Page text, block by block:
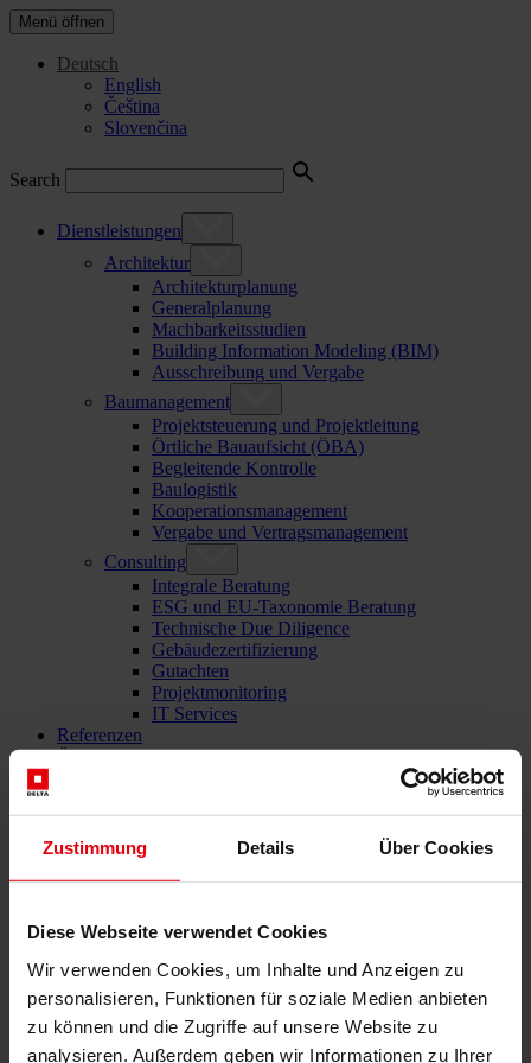
Zustimmung Details Über Cookies
Diese Webseite verwendet Cookies
Wir verwenden Cookies, um Inhalte und Anzeigen zu
personalisieren, Funktionen für soziale Medien anbieten
zu können und die Zugriffe auf unsere Website zu
analysieren. Außerdem geben wir Informationen zu Ihrer
Menü öffnen
Deutsch
English
Čeština
Slovenčina
Search
Dienstleistungen
Architektur
Architekturplanung
Generalplanung
Machbarkeitsstudien
Building Information Modeling (BIM)
Ausschreibung und Vergabe
Baumanagement
Projektsteuerung und Projektleitung
Örtliche Bauaufsicht (ÖBA)
Begleitende Kontrolle
Baulogistik
Kooperationsmanagement
Vergabe und Vertragsmanagement
Consulting
Integrale Beratung
ESG und EU-Taxonomie Beratung
Technische Due Diligence
Gebäudezertifizierung
Gutachten
Projektmonitoring
IT Services
Referenzen
Über uns
Kontakt
Gesamtdienstleister für den Bau: DELTA Wels & Wien
Menü schließen
Deutsch
English
Čeština